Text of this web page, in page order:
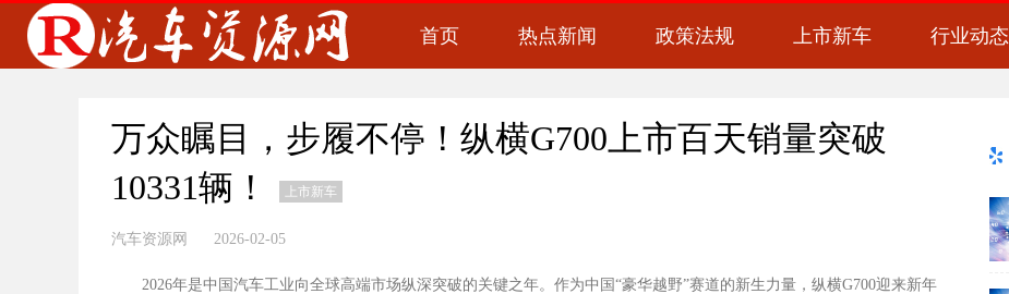
首页 热点新闻 政策法规 上市新车 行业动态
万众瞩目，步履不停！纵横G700上市百天销量突破
10331辆！
上市新车
汽车资源网 2026-02-05
2026年是中国汽车工业向全球高端市场纵深突破的关键之年。作为中国“豪华越野”赛道的新生力量，纵横G700迎来新年